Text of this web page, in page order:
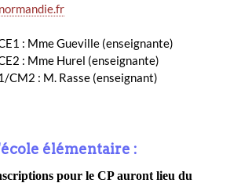
: Mme Gueville (enseignante)
: Mme Hurel (enseignante)
CM2 : M. Rasse (enseignant)
élémentaire :
pour le CP auront lieu du